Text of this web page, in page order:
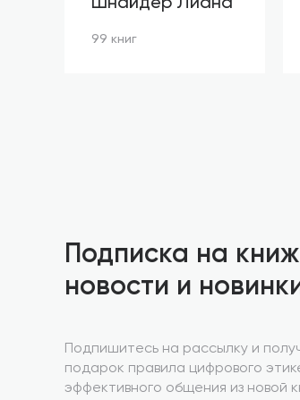
Шнайдер Лиана
99 книг
Подписка на
новости и
Подпишитесь на рассылку и
подарок правила цифрового
эффективного общения из новой